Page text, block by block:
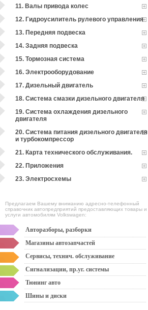
11. Валы привода колес
12. Гидроусилитель рулевого управления
13. Передняя подвеска
14. Задняя подвеска
15. Тормозная система
16. Электрооборудование
17. Дизельный двигатель
18. Система смазки дизельного двигателя
19. Система охлаждения дизельного
двигателя
20. Система питания дизельного двигателя
и турбокомпрессор
21. Карта технического обслуживания.
22. Приложения
23. Электросхемы
Предлагаем Вашему вниманию адресно-телефонный
справочник автопредприятий предоставляющих товары и
услуги автомобилям Volkswagen:
Авторазборы, разборки
Магазины автозапчастей
Сервисы, технич. обслуживание
Сигнализации, пр.уг. системы
Тюнинг авто
Шины и диски